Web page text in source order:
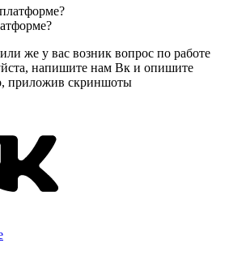
же у вас возник вопрос по работе
напишите нам Вк и опишите
приложив скриншоты